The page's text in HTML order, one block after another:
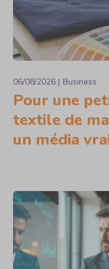
06/08/2026 Business
Pour une
textile de
un média